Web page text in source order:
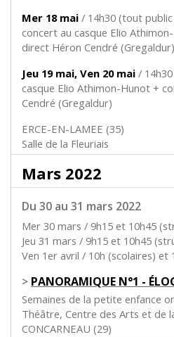
Mer 18 mai / 14h30 (tout
concert au casque Elio
direct Héron Cendré (Gregaldur)
Jeu 19 mai, Ven 20 mai /
casque Elio Athimon-Hunot +
Cendré (Gregaldur)
ERCE-EN-LAMEE (35)
Salle de la Fleuriais
Mars 2022
Du 30 au 31 mars 2022
Mer 30 mars / 9h15 et 10h45
Jeu 31 mars / 9h15 et 10h45
Ven 1er avril / 10h (scolaires) et
> PANORAMIQUE N°1 -
Semaines de la petite enfance
Théâtre, Centre des Arts et de
CONCARNEAU (29)